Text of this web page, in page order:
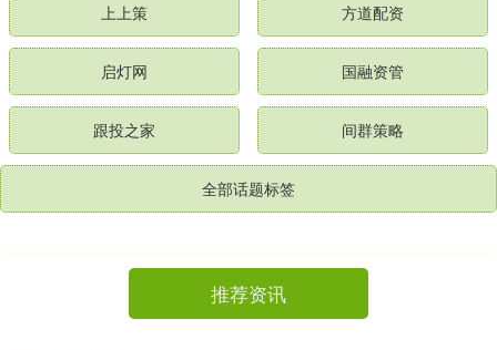
上上策 方道配资
启灯网 国融资管
跟投之家 间群策略
全部话题标签
推荐资讯